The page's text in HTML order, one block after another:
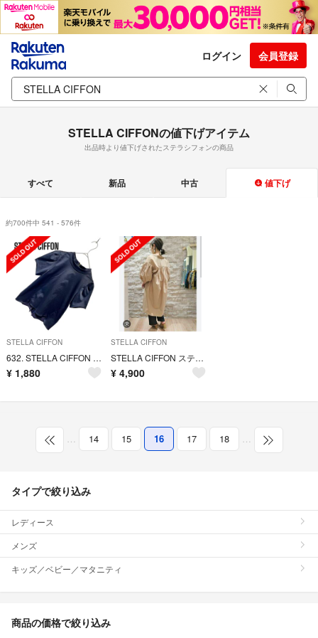
ログイン 会員登録
STELLA CIFFONの値下げアイテム
出品時より値下げされたステラシフォンの商品
すべて 新品 中古 値下げ
約700件中 541 - 576件
STELLA CIFFON
632. STELLA CIFFON デザイン カットソー
¥ 1,880
STELLA CIFFON
STELLA CIFFON ステラシフォン 袖タックコートキャメル ベージュ
¥ 4,900
… 14 15 16 17 18 …
タイプで絞り込み
レディース
メンズ
キッズ／ベビー／マタニティ
商品の価格で絞り込み